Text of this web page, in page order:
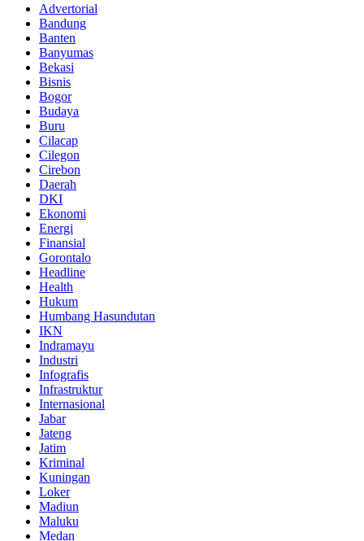
Advertorial
Bandung
Banten
Banyumas
Bekasi
Bisnis
Bogor
Budaya
Buru
Cilacap
Cilegon
Cirebon
Daerah
DKI
Ekonomi
Energi
Finansial
Gorontalo
Headline
Health
Hukum
Humbang Hasundutan
IKN
Indramayu
Industri
Infografis
Infrastruktur
Internasional
Jabar
Jateng
Jatim
Kriminal
Kuningan
Loker
Madiun
Maluku
Medan